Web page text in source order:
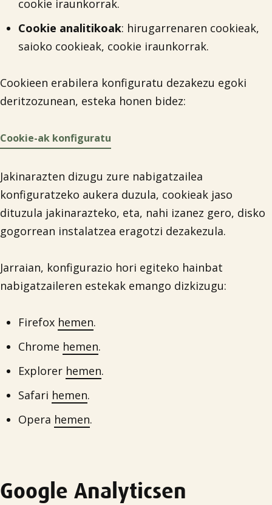
cookie iraunkorrak.
Cookie analitikoak: hirugarrenaren cookieak,
saioko cookieak, cookie iraunkorrak.
Cookieen erabilera konfiguratu dezakezu egoki
deritzozunean, esteka honen bidez:
Cookie-ak konfiguratu
Jakinarazten dizugu zure nabigatzailea
konfiguratzeko aukera duzula, cookieak jaso
dituzula jakinarazteko, eta, nahi izanez gero, disko
gogorrean instalatzea eragotzi dezakezula.
Jarraian, konfigurazio hori egiteko hainbat
nabigatzaileren estekak emango dizkizugu:
Firefox hemen.
Chrome hemen.
Explorer hemen.
Safari hemen.
Opera hemen.
Google Analyticsen